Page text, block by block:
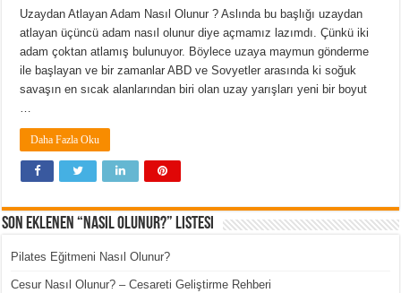
Uzaydan Atlayan Adam Nasıl Olunur ? Aslında bu başlığı uzaydan
atlayan üçüncü adam nasıl olunur diye açmamız lazımdı. Çünkü iki
adam çoktan atlamış bulunuyor. Böylece uzaya maymun gönderme
ile başlayan ve bir zamanlar ABD ve Sovyetler arasında ki soğuk
savaşın en sıcak alanlarından biri olan uzay yarışları yeni bir boyut
…
Daha Fazla Oku
Son Eklenen “Nasıl Olunur?” Listesi
Pilates Eğitmeni Nasıl Olunur?
Cesur Nasıl Olunur? – Cesareti Geliştirme Rehberi